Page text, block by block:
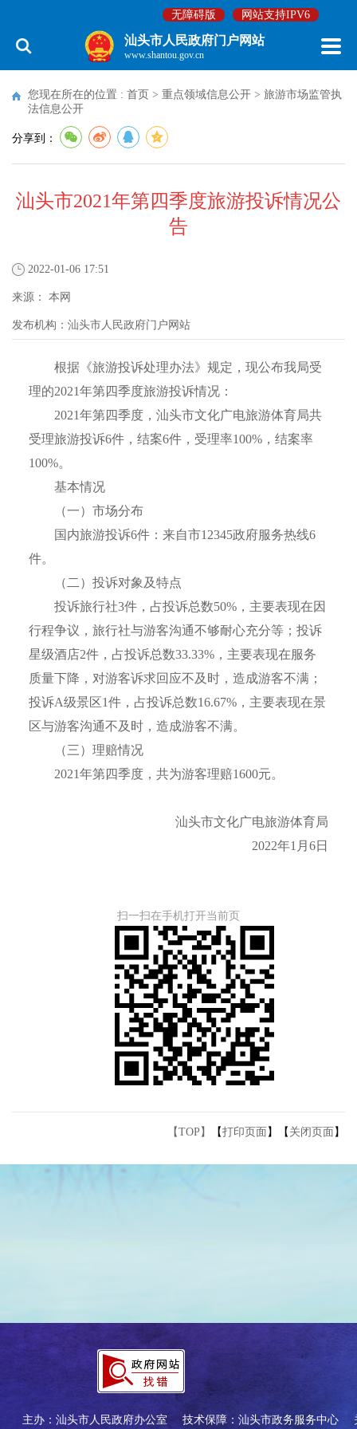
无障碍版 网站支持IPV6
汕头市人民政府门户网站
www.shantou.gov.cn
您现在所在的位置 : 首页 > 重点领域信息公开 > 旅游市场监管执
法信息公开
分享到：
汕头市2021年第四季度旅游投诉情况公
告
2022-01-06 17:51
来源： 本网
发布机构： 汕头市人民政府门户网站
根据《旅游投诉处理办法》规定，现公布我局受
理的2021年第四季度旅游投诉情况：
2021年第四季度，汕头市文化广电旅游体育局共
受理旅游投诉6件，结案6件，受理率100%，结案率
100%。
基本情况
（一）市场分布
国内旅游投诉6件：来自市12345政府服务热线6
件。
（二）投诉对象及特点
投诉旅行社3件，占投诉总数50%，主要表现在因
行程争议，旅行社与游客沟通不够耐心充分等；投诉
星级酒店2件，占投诉总数33.33%，主要表现在服务
质量下降，对游客诉求回应不及时，造成游客不满；
投诉A级景区1件，占投诉总数16.67%，主要表现在景
区与游客沟通不及时，造成游客不满。
（三）理赔情况
2021年第四季度，共为游客理赔1600元。
汕头市文化广电旅游体育局
2022年1月6日
扫一扫在手机打开当前页
【TOP】 【打印页面 】【 关闭页面 】
主办：汕头市人民政府办公室 技术保障：汕头市政务服务中心